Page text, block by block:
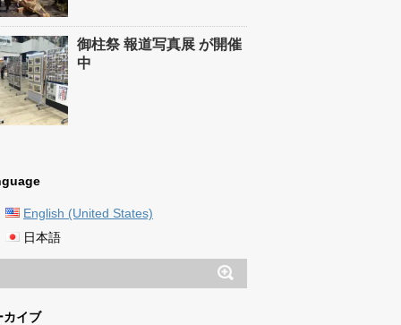
御柱祭 報道写真展 が開催
中
English (United States)
日本語
カイブ